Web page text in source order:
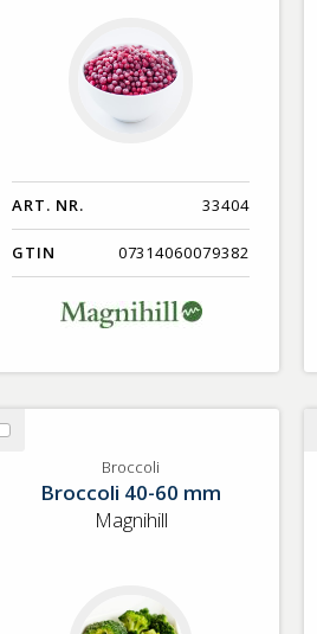
ART. NR. 33404
GTIN 07314060079382
Välj
Broccoli
Broccoli 40-60 mm
Magnihill